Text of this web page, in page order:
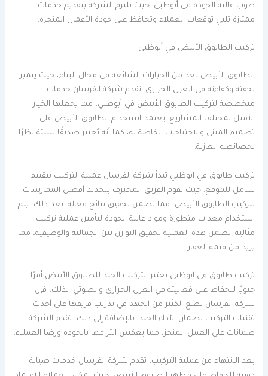
طوب عالية الجودة في أبوظبي. حيث تلتزم الشركة بتقديم خدمات
ممتازة تلبي توقعات العملاء وتحافظ على جودة الأعمال المنجزة.
تركيب الطابوق الأبيض في أبوظبي
الطابوق الأبيض يعد من الخيارات الشائعة في مجال البناء، حيث يتميز
بخفته وكفاءته في العزل الحراري. تقدم شركة الفرسان خدمات
متخصصة لتركيب الطابوق الأبيض في أبوظبي، مما يجعلها الخيار
الأمثل لمختلف المشاريع. يعتمد استخدام الطابوق الأبيض على
تصميم المبنى والاحتياجات الخاصة به، كما أنه يُعتبر صديقًا للبيئة نظرًا
لخصائصه العازلة.
تركيب طابوق في ابوظبي تبدأ شركة الفرسان عملية التركيب بتقييم
شامل للموقع. حيث يقوم الفريق المحترف بتحديد أفضل الممارسات
لتركيب الطابوق الأبيض، مما يضمن تحقيق نتائج فعالة. بعد ذلك، يتم
استخدام معدات متطورة ومواد عالية الجودة لتأمين عملية تركيب
مثالية. تضمن هذه العملية تحقيق التوازن بين الجمالية والوظيفية، مما
يزيد من قيمة العقار.
تركيب طابوق في ابوظبي يعتبر التركيب الجيد للطابوق الأبيض أمرًا
حيويًا للحفاظ على فعاليته في العزل الحراري والصوتي. لذلك، فإن
شركة الفرسان تضع الكثير من الجهد في تدريب فريقها على أحدث
تقنيات التركيب لضمان الأداء الجيد. بالإضافة إلى ذلك، تقدم الشركة
ضمانات على العمل المنجز، مما يعكس التزامها بالجودة ورضا العملاء.
بعد الانتهاء من عملية التركيب، تقدم شركة الفرسان خدمات صيانة